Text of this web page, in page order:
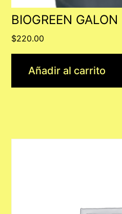
BIOGREEN GALON
$220.00
Añadir al carrito